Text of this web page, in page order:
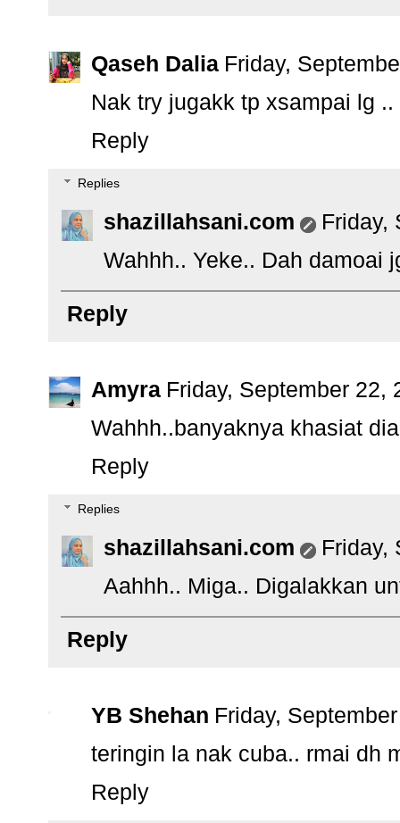
Qaseh Dalia Friday,
Nak try jugakk tp xsampai lg ..
Reply
Replies
shazillahsani.com
Friday,
Wahhh.. Yeke.. Dah damoai
Reply
Amyra Friday, September 22,
Wahhh..banyaknya khasiat
Reply
Replies
shazillahsani.com
Friday,
Aahhh.. Miga.. Digalakkan
Reply
YB Shehan Friday,
teringin la nak cuba.. rmai dh
Reply